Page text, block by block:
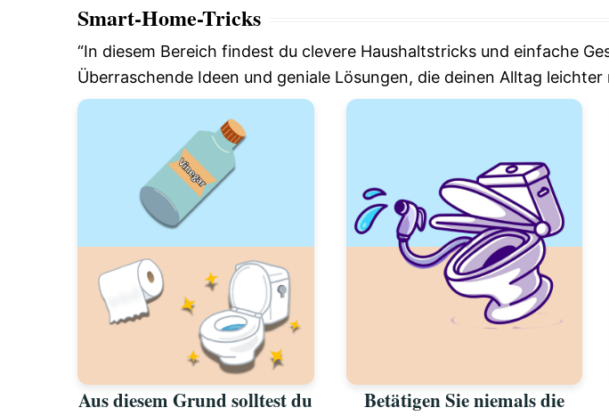
Smart-Home-Tricks
“In diesem Bereich findest du clevere Haushaltstricks und einfache
Überraschende Ideen und geniale Lösungen, die deinen Alltag leichter
Aus diesem Grund solltest du
Betätigen Sie niemals die